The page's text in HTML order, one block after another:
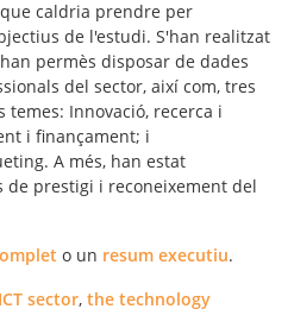
caldria prendre per
de l'estudi. S'han realitzat
permès disposar de dades
del sector, així com, tres
temes: Innovació, recerca i
i finançament; i
A més, han estat
de prestigi i reconeixement del
o un resum executiu.
ICT sector, the technology